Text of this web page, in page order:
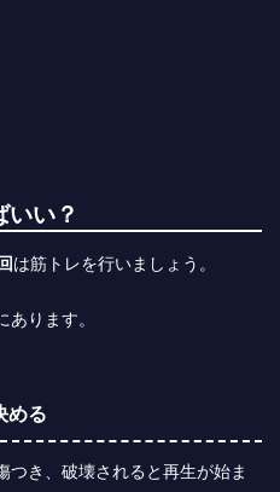
いい？
は筋トレを行いましょう。
あります。
める
つき、破壊されると再生が始ま